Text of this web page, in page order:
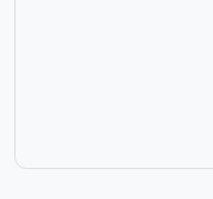
không lo lắng về sự